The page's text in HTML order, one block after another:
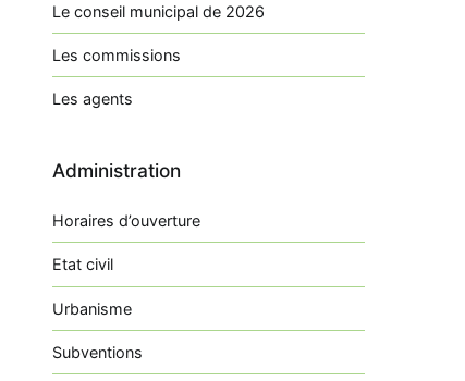
Le conseil municipal de 2026
Les commissions
Les agents
Administration
Horaires d’ouverture
Etat civil
Urbanisme
Subventions